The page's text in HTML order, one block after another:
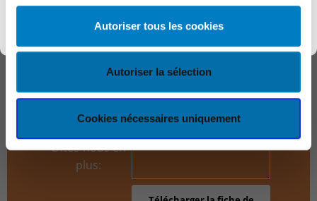
Autoriser tous les cookies
Autoriser la sélection
Cookies nécessaires uniquement
Découvrir KEYES
Nom &
Prénom:
Société:
Email:
Dites-nous en
plus: